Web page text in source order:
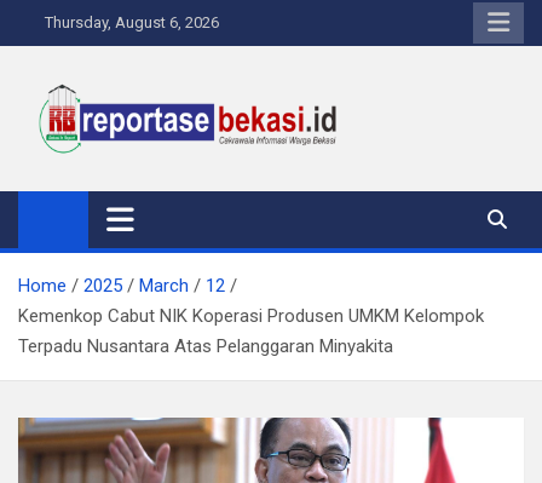
to
Thursday, August 6, 2026
Reportase Bekasi
Cakrawala Informasi Warga Bekasi
Home 2025 March
12
Kemenkop Cabut NIK Koperasi Produsen UMKM Kelompok
Terpadu Nusantara Atas Pelanggaran Minyakita